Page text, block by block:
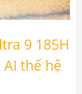
9 185H
thế hệ